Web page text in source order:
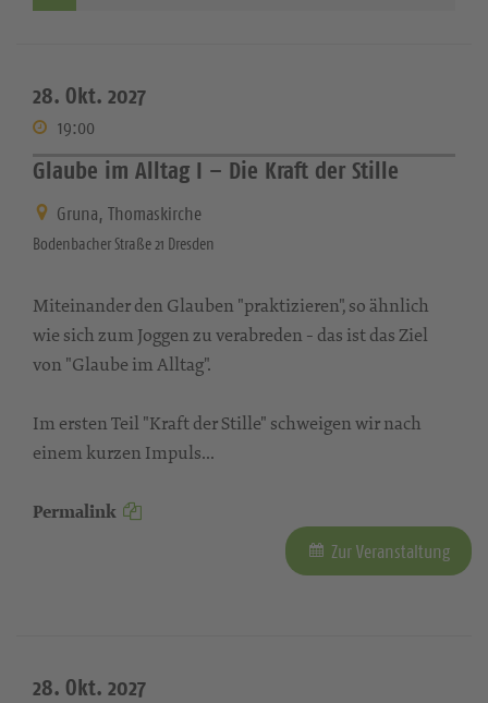
28. Okt. 2027
19:00
Glaube im Alltag I – Die Kraft der Stille
Gruna, Thomaskirche
Bodenbacher Straße 21 Dresden
Miteinander den Glauben "praktizieren", so ähnlich
wie sich zum Joggen zu verabreden - das ist das Ziel
von "Glaube im Alltag".
Im ersten Teil "Kraft der Stille" schweigen wir nach
einem kurzen Impuls...
Permalink
Zur Veranstaltung
28. Okt. 2027